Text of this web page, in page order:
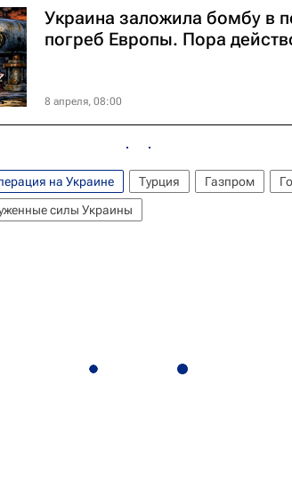
Украина заложила бомбу в
погреб Европы. Пора
8 апреля, 08:00
на Украине Турция Газпром
силы Украины